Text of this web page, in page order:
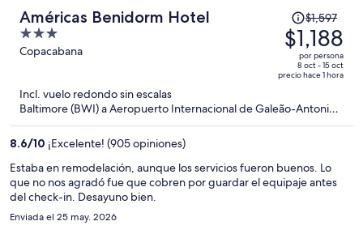
Américas Benidorm Hotel
3
out
Copacabana
El
precio
era
de
$1,597
ahora
$1,188
por
$1,597
$1,188
por persona
8 oct - 15 oct
precio hace 1 hora
Incl. vuelo redondo sin escalas
Baltimore (BWI) a Aeropuerto Internacional de Galeão-Antonio
Carlos Jobim (GIG)
8.6/10 ¡Excelente! (905 opiniones)
Estaba en remodelación, aunque los servicios fueron buenos. Lo
que no nos agradó fue que cobren por guardar el equipaje antes
del check-in. Desayuno bien.
Enviada el 25 may. 2026